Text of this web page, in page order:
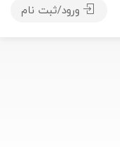
ورود/ثبت نام